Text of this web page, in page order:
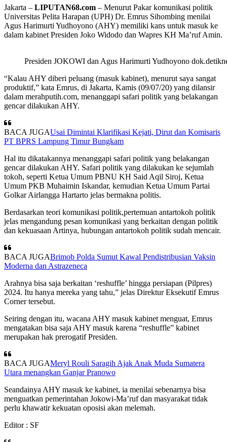
Jakarta – LIPUTAN68.com – Menurut Pakar komunikasi politik
Universitas Pelita Harapan (UPH) Dr. Emrus Sihombing menilai
Agus Harimurti Yudhoyono (AHY) memiliki kans untuk masuk ke
dalam kabinet Presiden Joko Widodo dan Wapres KH Ma’ruf Amin.
Presiden JOKOWI dan Agus Harimurti Yudhoyono
“Kalau AHY diberi peluang (masuk kabinet), menurut saya sangat
produktif,” kata Emrus, di Jakarta, Kamis (09/07/20) yang dilansir
dalam merahputih.com, menanggapi safari politik yang belakangan
gencar dilakukan AHY.
BACA JUGAUsai Dimintai Klarifikasi Kejati, Dirut dan Komisaris
PT BPRS Lampung Timur Bungkam
Hal itu dikatakannya menanggapi safari politik yang belakangan
gencar dilakukan AHY. Safari politik yang dilakukan ke sejumlah
tokoh, seperti Ketua Umum PBNU KH Said Aqil Siroj, Ketua
Umum PKB Muhaimin Iskandar, kemudian Ketua Umum Partai
Golkar Airlangga Hartarto jelas bermakna politis.
Berdasarkan teori komunikasi politik,pertemuan antartokoh politik
jelas mengandung pesan komunikasi yang berkaitan dengan politik
dan kekuasaan Artinya, hubungan antartokoh politik sudah mencair.
BACA JUGABrimob Polda Sumut Kawal Pendistribusian Vaksin
Moderna dan Astrazeneca
Arahnya bisa saja berkaitan ‘reshuffle’ hingga persiapan (Pilpres)
2024. Itu hanya mereka yang tahu,” jelas Direktur Eksekutif Emrus
Corner tersebut.
Seiring dengan itu, wacana AHY masuk kabinet menguat, Emrus
mengatakan bisa saja AHY masuk karena “reshuffle” kabinet
merupakan hak prerogatif Presiden.
BACA JUGAMeryl Rouli Saragih Ajak Anak Muda Sumatera
Utara menangkan Ganjar Pranowo
Seandainya AHY masuk ke kabinet, ia menilai sebenarnya bisa
menguatkan pemerintahan Jokowi-Ma’ruf dan masyarakat tidak
perlu khawatir kekuatan oposisi akan melemah.
Editor : SF